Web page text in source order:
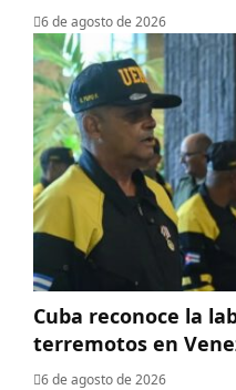
6 de agosto de 2026
Cuba reconoce la
terremotos en
6 de agosto de 2026